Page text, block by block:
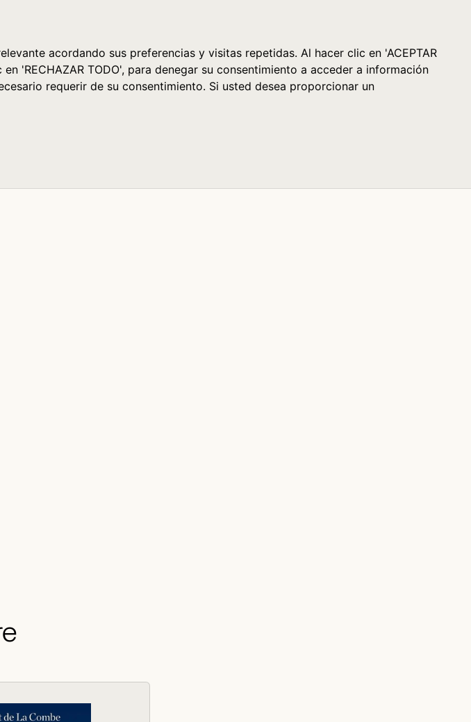
acordando sus preferencias y visitas repetidas. Al hacer clic en 'ACEPTAR
'RECHAZAR TODO', para denegar su consentimiento a acceder a información
requerir de su consentimiento. Si usted desea proporcionar un